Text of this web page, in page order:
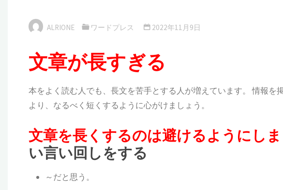
ALRIONE ワードプレス 2022年11月9日
文章が長すぎる
本をよく読む人でも、長文を苦手とする人が増えています。 情報を
より、 なるべく短くするように心がけましょう。
文章を長くするのは避けるようにしま
い言い回しをする
～だと思う。